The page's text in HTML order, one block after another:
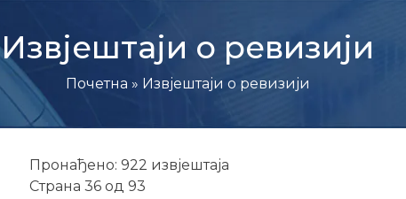
Извјештаји о ревизији
Почетна » Извјештаји о ревизији
Пронађено: 922 извјештаја
Страна 36 од 93